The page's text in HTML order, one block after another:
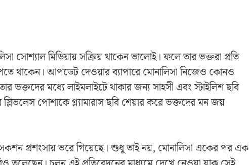
সোশ্যাল মিডিয়ায় সক্রিয় থাকেন ভালোই। ফলে তার ভক্তরা প্রতি
থাকেন। আপডেট দেওয়ার ব্যাপারে মোনালিসা নিজেও কোনও
ভক্তদের মধ্যে লাইমলাইটে থাকার জন্য সাহসী এবং স্টাইলিশ ছবি
পোশাকে গ্ল্যামারাস ছবি শেয়ার করে ভক্তদের মন জয়
প্রশংসায় ভরে গিয়েছে। শুধু তাই নয়, মোনালিসা একের পর এক